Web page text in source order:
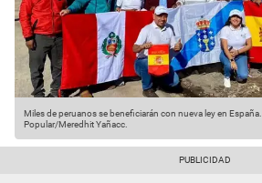
Miles de peruanos se beneficiarán con nueva ley en España.
Popular/Meredhit Yañacc.